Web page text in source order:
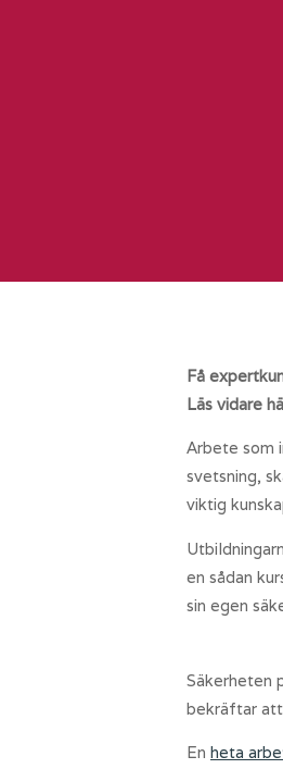
Få
Läs vidare
Arbete som
svetsning,
viktig
en sådan
sin egen
Säkerheten
bekräftar att
En heta